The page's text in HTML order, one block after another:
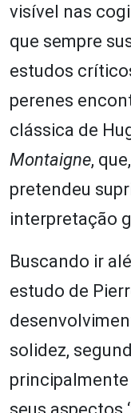
visível nas
que sempre
estudos
perenes
clássica de
Montaigne,
pretendeu
interpretação
Buscando ir
estudo de
solidez,